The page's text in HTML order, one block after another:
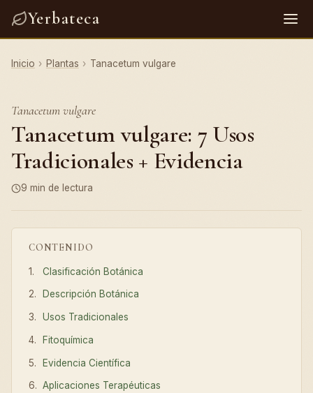
Yerbateca
Inicio › Plantas › Tanacetum vulgare
Tanacetum vulgare
Tanacetum vulgare: 7 Usos
Tradicionales + Evidencia
9 min de lectura
CONTENIDO
Clasificación Botánica
Descripción Botánica
Usos Tradicionales
Fitoquímica
Evidencia Científica
Aplicaciones Terapéuticas